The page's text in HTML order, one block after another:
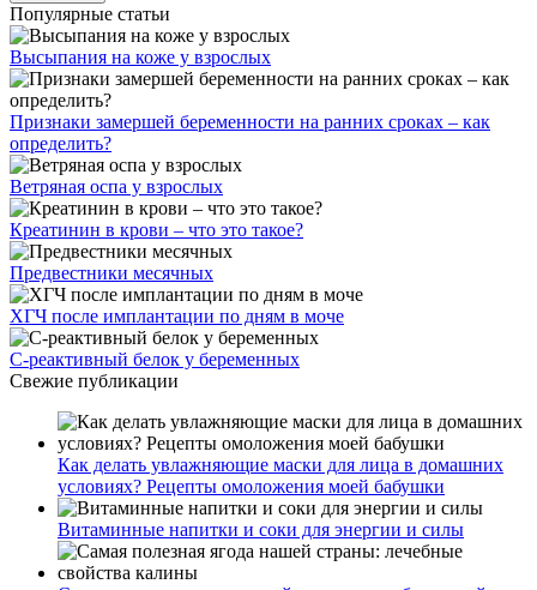
Популярные статьи
Высыпания на коже у взрослых
Признаки замершей беременности на ранних сроках – как
определить?
Ветряная оспа у взрослых
Креатинин в крови – что это такое?
Предвестники месячных
ХГЧ после имплантации по дням в моче
С-реактивный белок у беременных
Свежие публикации
Как делать увлажняющие маски для лица в домашних
условиях? Рецепты омоложения моей бабушки
Витаминные напитки и соки для энергии и силы